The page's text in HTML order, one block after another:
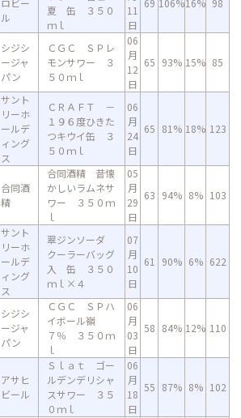
ロビー
ル
夏 缶 ３５０
ｍｌ
11
日
69 106%16% 98
シジシ
ージャ
パン
ＣＧＣ ＳＰレ
モンサワー ３
５０ｍｌ
06
月
12
日
65 93% 15% 85
サント
リーホ
ールデ
ィング
ス
ＣＲＡＦＴ －
１９６度ひきた
つキウイ缶 ３
５０ｍｌ
06
月
24
日
65 81% 18% 123
合同酒
精
合同酒精 昔懐
かしいラムネサ
ワー ３５０ｍ
ｌ
05
月
29
日
63 94% 8% 103
サント
リーホ
ールデ
ィング
ス
翠ジンソーダ
クーラーバッグ
入 缶 ３５０
ｍｌ×４
07
月
10
日
61 90% 6% 622
シジシ
ージャ
パン
ＣＧＣ ＳＰハ
イボール嶺
７％ ３５０ｍ
ｌ
06
月
03
日
58 84% 12% 110
アサヒ
ビール
Ｓｌａｔ ゴー
ルデンデリシャ
スサワー ３５
０ｍｌ
06
月
18
日
55 87% 8% 102